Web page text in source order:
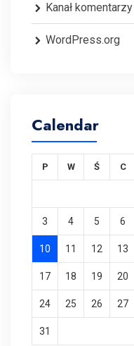
Kanał komentarzy
WordPress.org
Calendar
P W Ś C
3 4 5 6
10 11 12 13
17 18 19 20
24 25 26 27
31